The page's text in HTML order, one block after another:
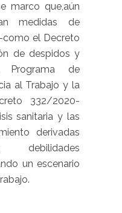
marco que,aún
medidas de
el Decreto
de despidos y
Programa de
al Trabajo y la
332/2020-
sanitaria y las
derivadas
debilidades
un escenario